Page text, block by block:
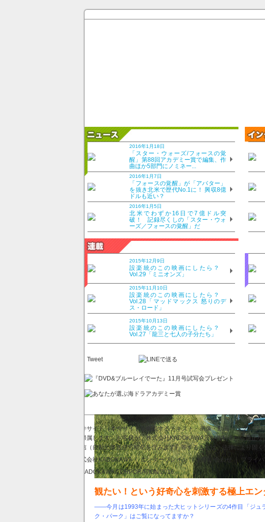
2016年1月18日
「スター・ウォーズ/フォースの覚
醒」第88回アカデミー賞で編集、作
曲ほか5部門にノミネー...
2016年1月7日
「フォースの覚醒」が「アバター」
を抜き北米で歴代No.1に！ 興収8億
ドルも近い？
2016年1月5日
北米でわずか16日で7億ドル突
破！ 記録尽くしの「スター・ウォ
ーズ／フォースの覚醒」だ
2015年12月9日
設楽統のこの映画にしたら？
Vol.29「ミニオンズ」
2015年11月10日
設楽統のこの映画にしたら？
Vol.28「マッドマックス 怒りのデ
ス・ロード」
2015年10月13日
設楽統のこの映画にしたら？
Vol.27「龍三と七人の子分たち」
Tweet
本件サイト（本件サイトを構成するテキスト・画像・動画・ソフト
に帰属します。お客様が、株式会社KADOKAWA及び権利者から適正
送信（自動公衆送信可能化を含みます）等することは、法律により固
株式会社KADOKAWA ｜ エンターブレイン ｜ お問い合わせ ｜ プライ
© KADOKAWA CORPORATION 2016
設楽統のこの映画にしたら？
ールド」
2016年3月1日
観たい！という好奇心を刺激する極上エン
――今月は1993年に始まった大ヒットシリーズの4作目「ジュ
ク・パーク」はご覧になってますか？